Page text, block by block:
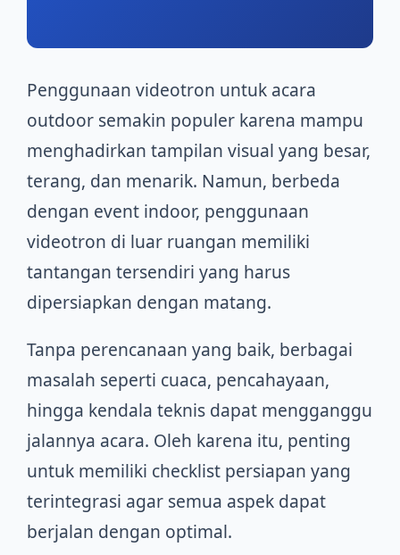
Penggunaan videotron untuk acara
outdoor semakin populer karena mampu
menghadirkan tampilan visual yang besar,
terang, dan menarik. Namun, berbeda
dengan event indoor, penggunaan
videotron di luar ruangan memiliki
tantangan tersendiri yang harus
dipersiapkan dengan matang.
Tanpa perencanaan yang baik, berbagai
masalah seperti cuaca, pencahayaan,
hingga kendala teknis dapat mengganggu
jalannya acara. Oleh karena itu, penting
untuk memiliki checklist persiapan yang
terintegrasi agar semua aspek dapat
berjalan dengan optimal.